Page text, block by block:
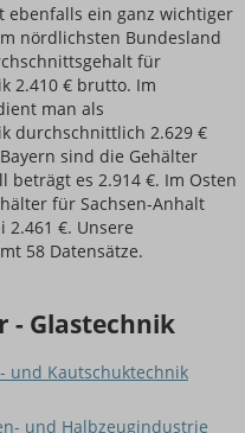
ebenfalls ein ganz wichtiger
nördlichsten Bundesland
für
2.410 € brutto. Im
man als
durchschnittlich 2.629 €
sind die Gehälter
beträgt es 2.914 €. Im Osten
für Sachsen-Anhalt
2.461 €. Unsere
58 Datensätze.
- Glastechnik
und Kautschuktechnik
und Halbzeugindustrie